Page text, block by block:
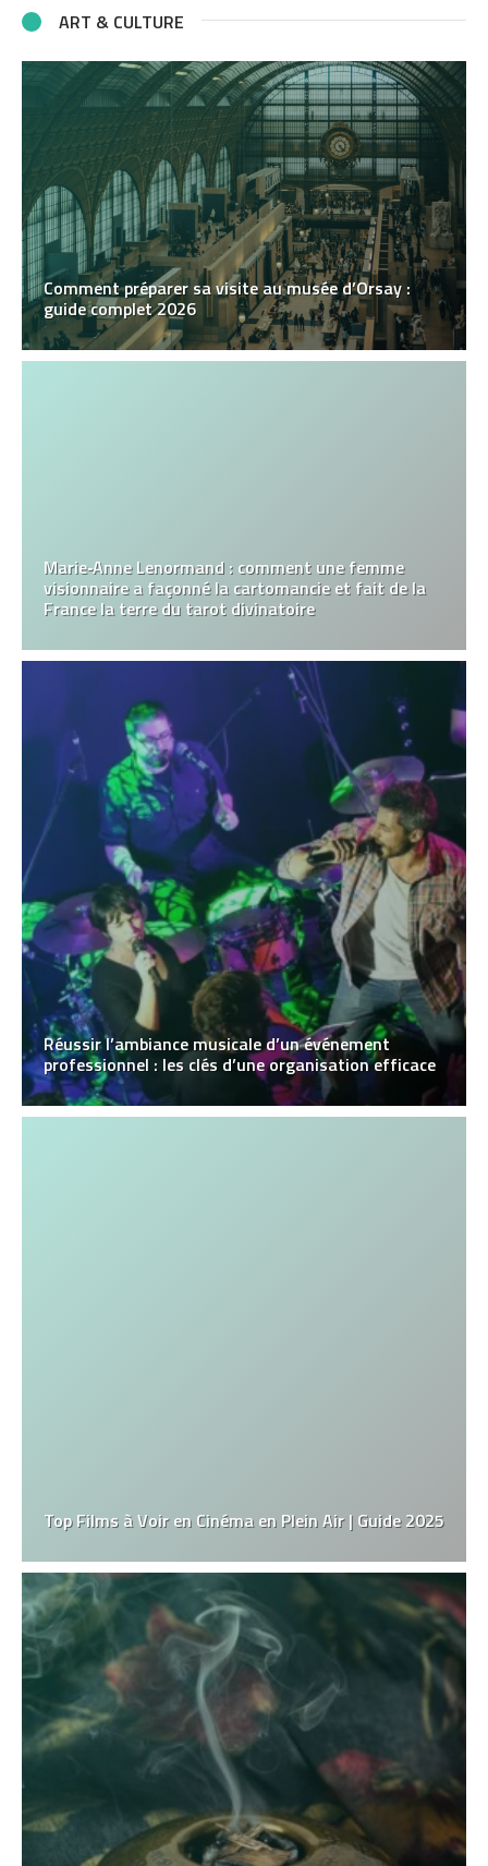
ART & CULTURE
Comment préparer sa visite au musée d’Orsay :
guide complet 2026
Marie‑Anne Lenormand : comment une femme
visionnaire a façonné la cartomancie et fait de la
France la terre du tarot divinatoire
Réussir l’ambiance musicale d’un événement
professionnel : les clés d’une organisation efficace
Top Films à Voir en Cinéma en Plein Air | Guide 2025